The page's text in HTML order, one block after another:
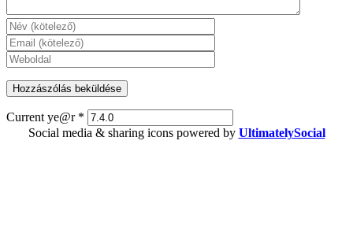
Current ye@r *
Social media & sharing icons powered by UltimatelySocial